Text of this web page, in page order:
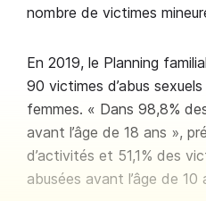
nombre de victimes
En 2019, le Planning
90 victimes d’abus
femmes. « Dans 98,8%
avant l’âge de 18 ans »,
d’activités et 51,1% des
abusées avant l’âge de 10